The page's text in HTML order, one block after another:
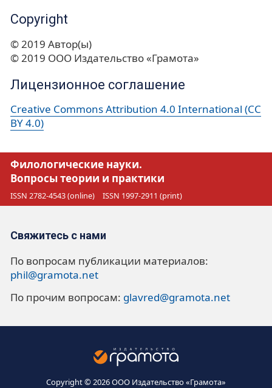
Copyright
© 2019 Автор(ы)
© 2019 ООО Издательство «Грамота»
Лицензионное соглашение
Creative Commons Attribution 4.0 International (CC
BY 4.0)
Филологические науки.
Вопросы теории и практики
ISSN 2782-4543 (online) ISSN 1997-2911 (print)
Свяжитесь с нами
По вопросам публикации материалов:
phil@gramota.net
По прочим вопросам: glavred@gramota.net
Copyright © 2026 ООО Издательство «Грамота»